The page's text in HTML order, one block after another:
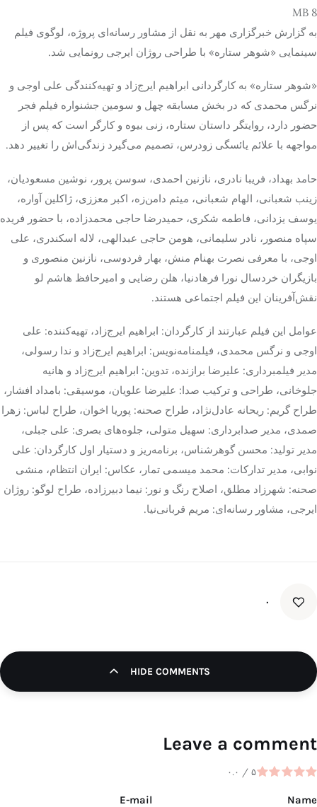
8 MB
به گزارش خبرگزاری مهر به نقل از مشاور رسانه‌ای پروژه، لوگوی فیلم
سینمایی «شوهر ستاره» با طراحی روژان ایرجی رونمایی شد.
«شوهر ستاره» به کارگردانی ابراهیم ایرج‌زاد و تهیه‌کنندگی علی اوجی و
نرگس محمدی که در بخش مسابقه چهل و سومین جشنواره فیلم فجر
حضور دارد، روایتگر داستان ستاره، زنی بیوه و کارگر است که پس از
مواجهه با علائم یائسگی زودرس، تصمیم می‌گیرد زندگی‌اش را تغییر دهد.
حامد بهداد، فریبا نادری، نازنین احمدی، سوسن پرور، نوشین مسعودیان،
زینب شعبانی، الهام شعبانی، میثم دامن‌زه، اکبر معززی، ژاکلین آواره،
یوسف یزدانی، فاطمه شکری، حمیدرضا حاجی محمدزاده، با حضور فریده
سپاه منصور، نادر سلیمانی، هومن حاجی عبدالهی، لاله اسکندری، علی
اوجی، با معرفی نصرت بهنام منش، بهار فردوسی، نازنین منصوری و
بازیگران خردسال نورا فرهادنیا، هلن رضایی و امیرحافظ هاشم لو
نقش‌آفرینان این فیلم اجتماعی هستند.
عوامل این فیلم عبارتند از کارگردان: ابراهیم ایرج‌زاد، تهیه‌کننده: علی
اوجی و نرگس محمدی، فیلمنامه‌نویس: ابراهیم ایرج‌زاد و ندا رسولی،
مدیر فیلمبرداری: علیرضا برازنده، تدوین: ابراهیم ایرج‌زاد و هانیه
جلوخانی، طراحی و ترکیب صدا: علیرضا علویان، موسیقی: بامداد افشار،
طراح گریم: ریحانه عادل‌نژاد، طراح صحنه: پوریا اخوان، طراح لباس: زهرا
صمدی، مدیر صدابرداری: سهیل متولی، جلوه‌های بصری: علی جبلی،
مدیر تولید: محسن گوهرشناس، برنامه‌ریز و دستیار اول کارگردان: علی
نوابی، مدیر تدارکات: محمد میسمی تمار، عکاس: ایران انتظام، منشی
صحنه: شهرزاد مطلق، اصلاح رنگ و نور: نیما دبیرزاده، طراح لوگو: روژان
ایرجی، مشاور رسانه‌ای: مریم قربانی‌نیا.
۰
HIDE COMMENTS
Leave a comment
۰.۰ / ۵
Name
E-mail